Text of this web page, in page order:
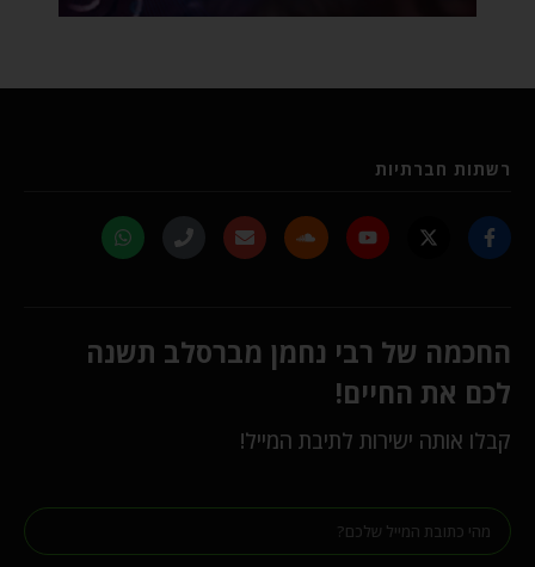
רשתות חברתיות
החכמה של רבי נחמן מברסלב תשנה
לכם את החיים!
קבלו אותה ישירות לתיבת המייל!